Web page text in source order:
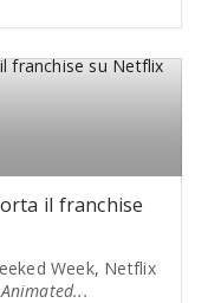
il franchise
Week, Netflix